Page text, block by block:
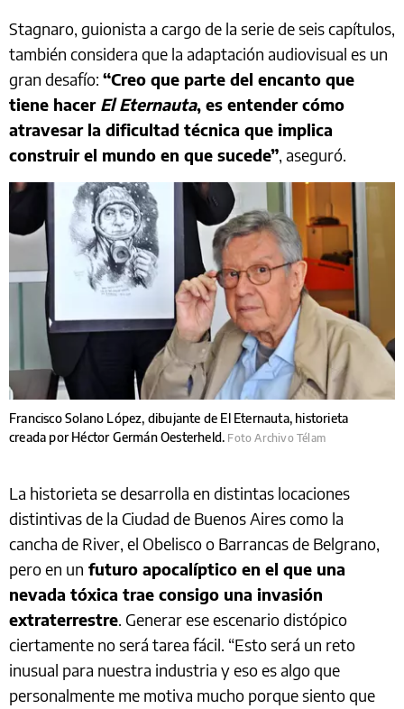
Stagnaro, guionista a cargo de la serie de seis capítulos,
también considera que la adaptación audiovisual es un
gran desafío: “Creo que parte del encanto que
tiene hacer El Eternauta, es entender cómo
atravesar la dificultad técnica que implica
construir el mundo en que sucede”, aseguró.
Francisco Solano López, dibujante de El Eternauta, historieta
creada por Héctor Germán Oesterheld. Foto Archivo Télam
La historieta se desarrolla en distintas locaciones
distintivas de la Ciudad de Buenos Aires como la
cancha de River, el Obelisco o Barrancas de Belgrano,
pero en un futuro apocalíptico en el que una
nevada tóxica trae consigo una invasión
extraterrestre. Generar ese escenario distópico
ciertamente no será tarea fácil. “Esto será un reto
inusual para nuestra industria y eso es algo que
personalmente me motiva mucho porque siento que